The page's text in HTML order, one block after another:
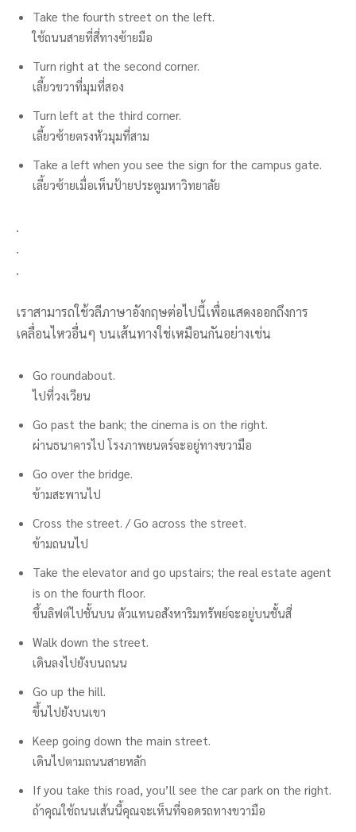
Take the fourth street on the left.
ใช้ถนนสายที่สี่ทางซ้ายมือ
Turn right at the second corner.
เลี้ยวขวาที่มุมที่สอง
Turn left at the third corner.
เลี้ยวซ้ายตรงหัวมุมที่สาม
Take a left when you see the sign for the campus gate.
เลี้ยวซ้ายเมื่อเห็นป้ายประตูมหาวิทยาลัย
.
.
.
เราสามารถใช้วลีภาษาอังกฤษต่อไปนี้เพื่อแสดงออกถึงการ
เคลื่อนไหวอื่นๆ บนเส้นทางใช่เหมือนกันอย่างเช่น
Go roundabout.
ไปที่วงเวียน
Go past the bank; the cinema is on the right.
ผ่านธนาคารไป โรงภาพยนตร์จะอยู่ทางขวามือ
Go over the bridge.
ข้ามสะพานไป
Cross the street. / Go across the street.
ข้ามถนนไป
Take the elevator and go upstairs; the real estate agent
is on the fourth floor.
ขึ้นลิฟต์ไปชั้นบน ตัวแทนอสังหาริมทรัพย์จะอยู่บนชั้นสี่
Walk down the street.
เดินลงไปยังบนถนน
Go up the hill.
ขึ้นไปยังบนเขา
Keep going down the main street.
เดินไปตามถนนสายหลัก
If you take this road, you’ll see the car park on the right.
ถ้าคุณใช้ถนนเส้นนี้คุณจะเห็นที่จอดรถทางขวามือ